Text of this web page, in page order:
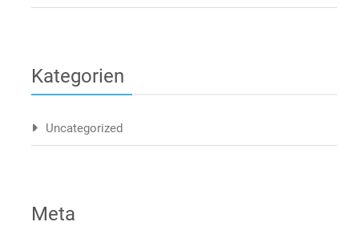
Kategorien
Uncategorized
Meta